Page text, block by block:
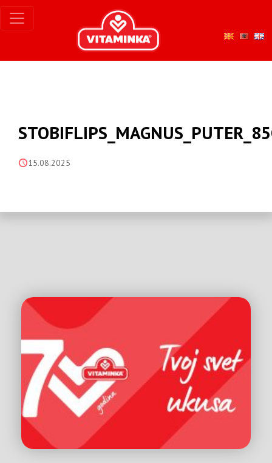
15.08.2025